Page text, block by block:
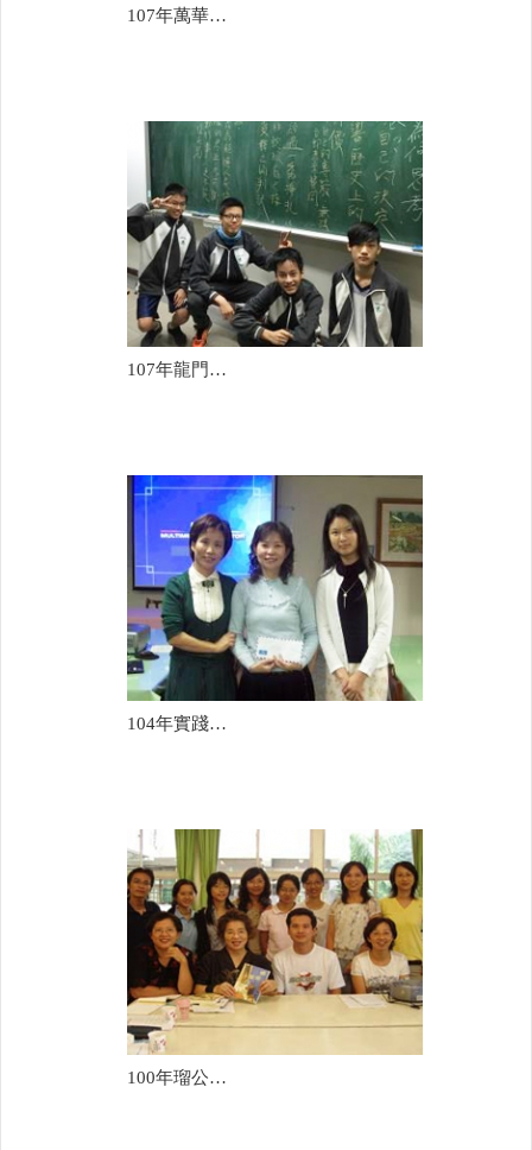
107年萬華國中(陳彩芬)
107年龍門國中(陳慧玟)
104年實踐國中(簡素蘭)
100年瑠公國中(林美芳)